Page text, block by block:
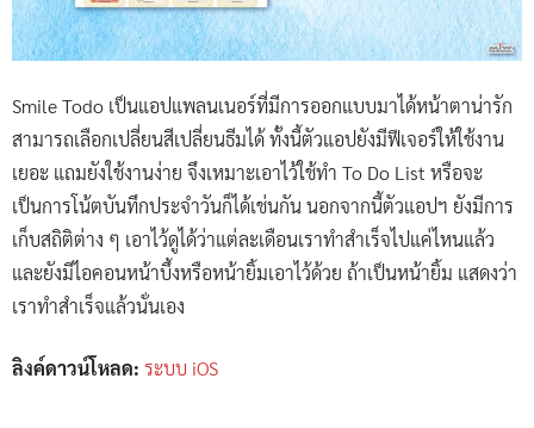
Smile Todo เป็นแอปแพลนเนอร์ที่มีการออกแบบมาได้หน้าตาน่ารัก
สามารถเลือกเปลี่ยนสีเปลี่ยนธีมได้ ทั้งนี้ตัวแอปยังมีฟีเจอร์ให้ใช้งาน
เยอะ แถมยังใช้งานง่าย จึงเหมาะเอาไว้ใช้ทำ To Do List หรือจะ
เป็นการโน้ตบันทึกประจำวันก็ได้เช่นกัน นอกจากนี้ตัวแอปฯ ยังมีการ
เก็บสถิติต่าง ๆ เอาไว้ดูได้ว่าแต่ละเดือนเราทำสำเร็จไปแค่ไหนแล้ว
และยังมีไอคอนหน้าบึ้งหรือหน้ายิ้มเอาไว้ด้วย ถ้าเป็นหน้ายิ้ม แสดงว่า
เราทำสำเร็จแล้วนั่นเอง
ลิงค์ดาวน์โหลด: ระบบ iOS